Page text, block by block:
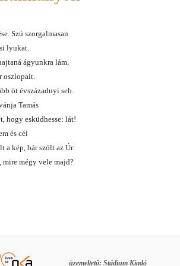
Szú szorgalmasan
lyukat.
ágyunkra lám,
oszlopait.
öt évszázadnyi seb.
Tamás
hogy esküdhesse: lát!
és cél
a kép, bár szólt az Úr:
mire mégy vele majd?
üzemeltető: Stádium Kiadó